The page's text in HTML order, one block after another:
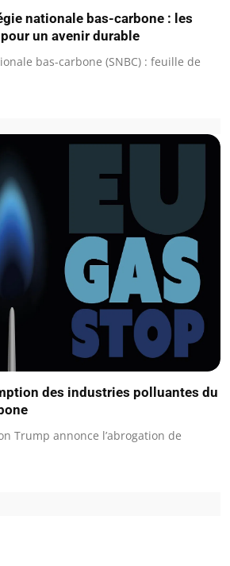
nationale bas-carbone : les
un avenir durable
bas-carbone (SNBC) : feuille de
des industries polluantes du
Trump annonce l’abrogation de